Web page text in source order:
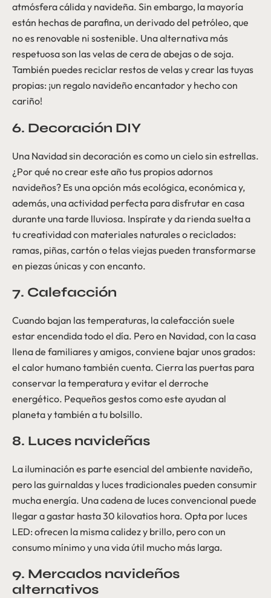
atmósfera cálida y navideña. Sin embargo, la mayoría
están hechas de parafina, un derivado del petróleo, que
no es renovable ni sostenible. Una alternativa más
respetuosa son las velas de cera de abejas o de soja.
También puedes reciclar restos de velas y crear las tuyas
propias: ¡un regalo navideño encantador y hecho con
cariño!
6. Decoración DIY
Una Navidad sin decoración es como un cielo sin estrellas.
¿Por qué no crear este año tus propios adornos
navideños? Es una opción más ecológica, económica y,
además, una actividad perfecta para disfrutar en casa
durante una tarde lluviosa. Inspírate y da rienda suelta a
tu creatividad con materiales naturales o reciclados:
ramas, piñas, cartón o telas viejas pueden transformarse
en piezas únicas y con encanto.
7. Calefacción
Cuando bajan las temperaturas, la calefacción suele
estar encendida todo el día. Pero en Navidad, con la casa
llena de familiares y amigos, conviene bajar unos grados:
el calor humano también cuenta. Cierra las puertas para
conservar la temperatura y evitar el derroche
energético. Pequeños gestos como este ayudan al
planeta y también a tu bolsillo.
8. Luces navideñas
La iluminación es parte esencial del ambiente navideño,
pero las guirnaldas y luces tradicionales pueden consumir
mucha energía. Una cadena de luces convencional puede
llegar a gastar hasta 30 kilovatios hora. Opta por luces
LED: ofrecen la misma calidez y brillo, pero con un
consumo mínimo y una vida útil mucho más larga.
9. Mercados navideños
alternativos